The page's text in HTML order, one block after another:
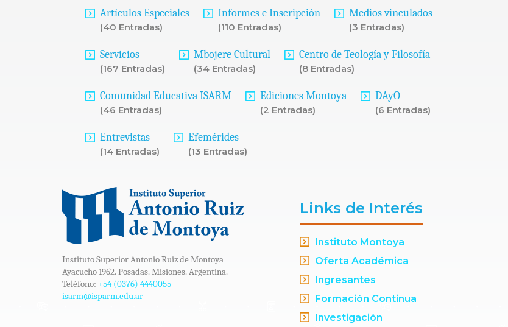
Artículos Especiales
(40 Entradas)
Informes e Inscripción
(110 Entradas)
Medios vinculados
(3 Entradas)
Servicios
(167 Entradas)
Mbojere Cultural
(34 Entradas)
Centro de Teología y Filosofía
(8 Entradas)
Comunidad Educativa ISARM
(46 Entradas)
Ediciones Montoya
(2 Entradas)
DAyO
(6 Entradas)
Entrevistas
(14 Entradas)
Efemérides
(13 Entradas)
Links de Interés
Instituto Montoya
Oferta Académica
Ingresantes
Formación Continua
Investigación
Instituto Superior Antonio Ruiz de Montoya
Ayacucho 1962. Posadas. Misiones. Argentina.
Teléfono: +54 (0376) 4440055
isarm@isparm.edu.ar